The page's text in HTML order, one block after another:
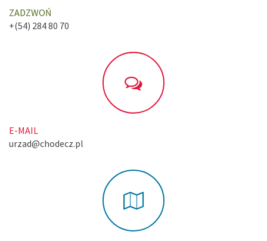
ZADZWOŃ
+(54) 284 80 70
E-MAIL
urzad@chodecz.pl